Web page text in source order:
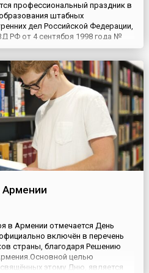
профессиональный праздник в
штабных
дел Российской Федерации,
РФ от 4 сентября 1998 года №
ГУВД, 7 октября 1918
и Информационный
Армении
в Армении отмечается День
включён в перечень
страны, благодаря Решению
целью
этому Дню, является